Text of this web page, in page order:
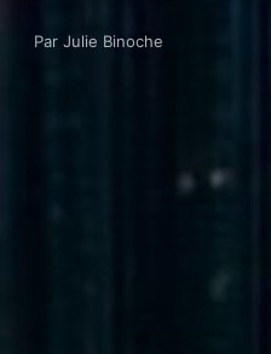
Par Julie Binoche